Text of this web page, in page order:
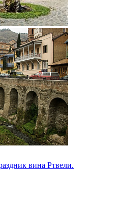
вина Ртвели.